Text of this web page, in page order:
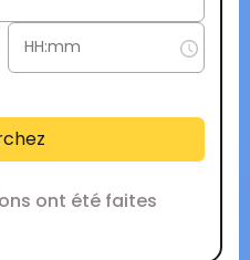
ont été faites